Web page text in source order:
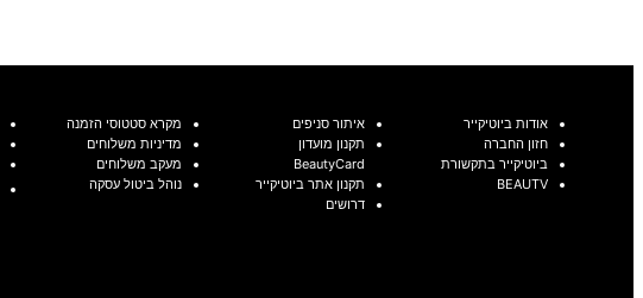
אודות ביוטיקייר
חזון החברה
ביוטיקייר בתקשורת
BEAUTV
איתור סניפים
תקנון מועדון
BeautyCard
תקנון אתר ביוטיקייר
דרושים
מקרא סטטוסי הזמנה
מדיניות משלוחים
מעקב משלוחים
נוהל ביטול עסקה